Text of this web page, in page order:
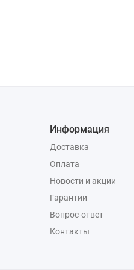
Информация
Доставка
Оплата
Новости и акции
Гарантии
Вопрос-ответ
Контакты